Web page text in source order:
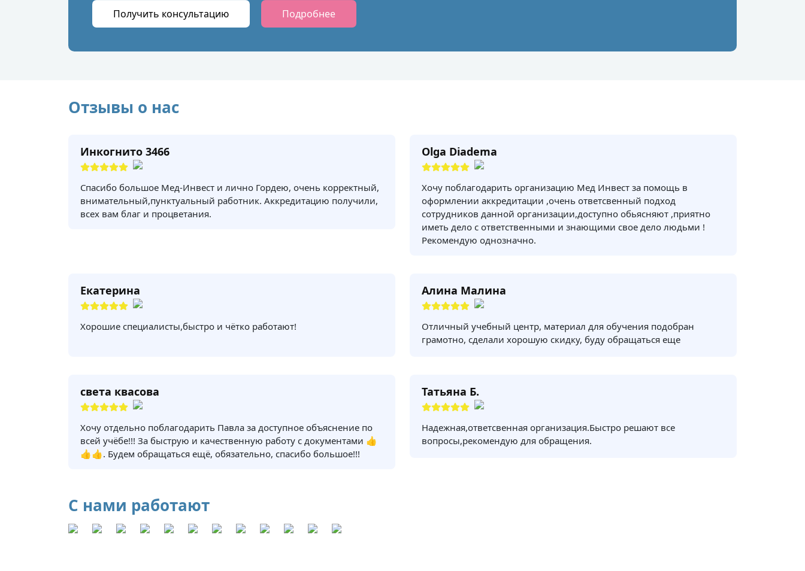
Получить консультацию Подробнее
Отзывы о нас
Инкогнито 3466
Спасибо большое Мед-Инвест и лично Гордею, очень корректный,
внимательный,пунктуальный работник. Аккредитацию получили,
всех вам благ и процветания.
Olga Diadema
Хочу поблагодарить организацию Мед Инвест за помощь в
оформлении аккредитации ,очень ответсвенный подход
сотрудников данной организации,доступно обьясняют ,приятно
иметь дело с ответственными и знающими свое дело людьми !
Рекомендую однозначно.
Екатерина
Хорошие специалисты,быстро и чётко работают!
Алина Малина
Отличный учебный центр, материал для обучения подобран
грамотно, сделали хорошую скидку, буду обращаться еще
света квасова
Хочу отдельно поблагодарить Павла за доступное объяснение по
всей учёбе!!! За быструю и качественную работу с документами 👍
👍👍. Будем обращаться ещё, обязательно, спасибо большое!!!
Татьяна Б.
Надежная,ответсвенная организация.Быстро решают все
вопросы,рекомендую для обращения.
С нами работают